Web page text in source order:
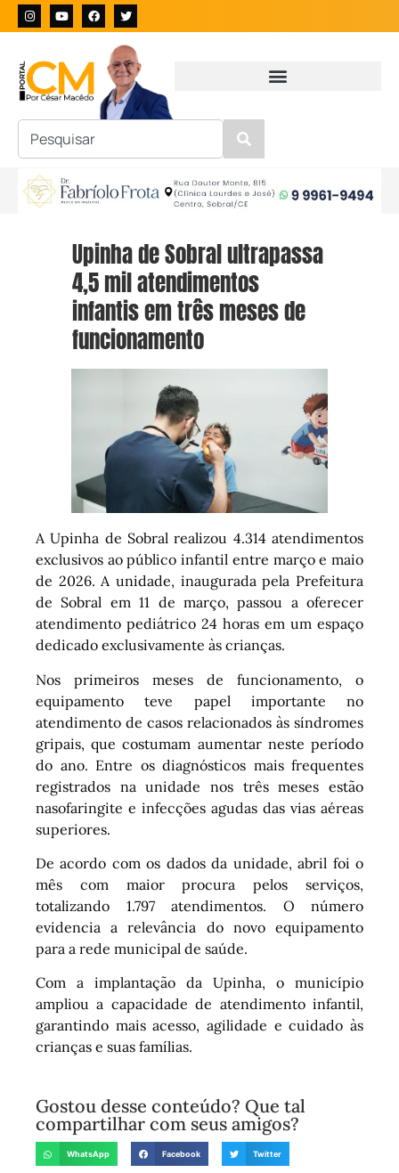
Upinha de Sobral ultrapassa
4,5 mil atendimentos
infantis em três meses de
funcionamento
A Upinha de Sobral realizou 4.314 atendimentos
exclusivos ao público infantil entre março e maio
de 2026. A unidade, inaugurada pela Prefeitura
de Sobral em 11 de março, passou a oferecer
atendimento pediátrico 24 horas em um espaço
dedicado exclusivamente às crianças.
Nos primeiros meses de funcionamento, o
equipamento teve papel importante no
atendimento de casos relacionados às síndromes
gripais, que costumam aumentar neste período
do ano. Entre os diagnósticos mais frequentes
registrados na unidade nos três meses estão
nasofaringite e infecções agudas das vias aéreas
superiores.
De acordo com os dados da unidade, abril foi o
mês com maior procura pelos serviços,
totalizando 1.797 atendimentos. O número
evidencia a relevância do novo equipamento
para a rede municipal de saúde.
Com a implantação da Upinha, o município
ampliou a capacidade de atendimento infantil,
garantindo mais acesso, agilidade e cuidado às
crianças e suas famílias.
Gostou desse conteúdo? Que tal
compartilhar com seus amigos?
WhatsApp Facebook Twitter